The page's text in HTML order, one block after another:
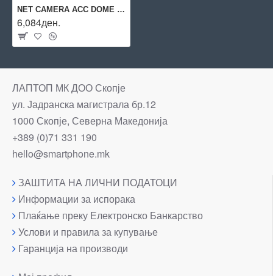
NET CAMERA ACC DOME COVER KIT/5700-811 AXIS
6,084ден.
ЛАПТОП МК ДОО Скопје
ул. Јадранска магистрала бр.12
1000 Скопје, Северна Македонија
+389 (0)71 331 190
hello@smartphone.mk
ЗАШТИТА НА ЛИЧНИ ПОДАТОЦИ
Информации за испорака
Плаќање преку Електронско Банкарство
Услови и правила за купување
Гаранција на производи